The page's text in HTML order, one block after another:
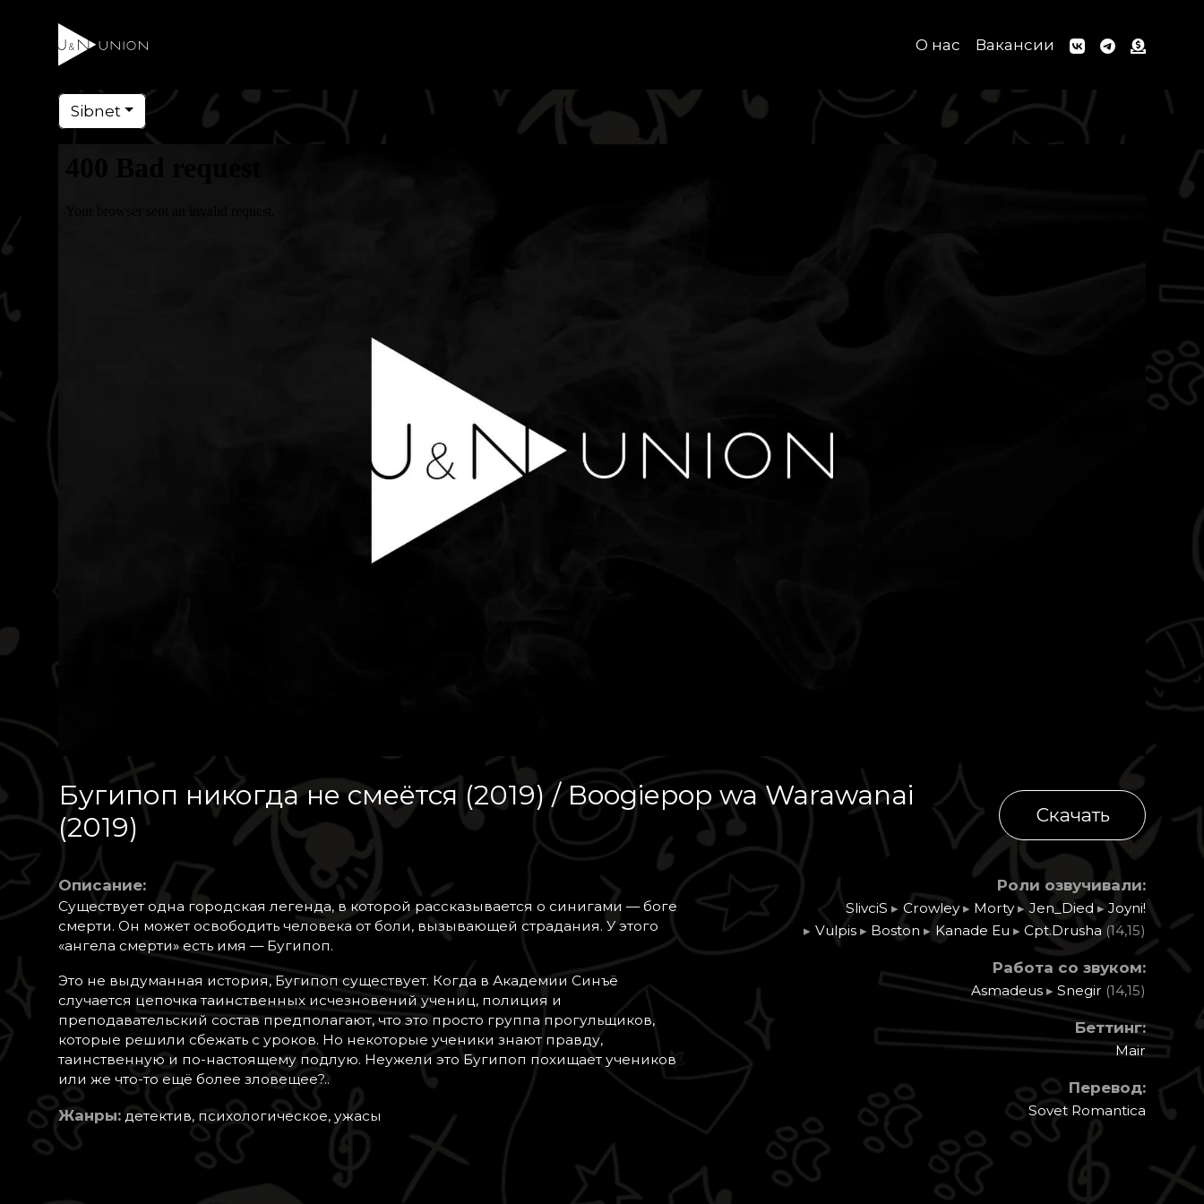
О нас Вакансии
Sibnet
Бугипоп никогда не смеётся (2019) / Boogiepop wa Warawanai
(2019)
Скачать
Описание:
Существует одна городская легенда, в которой рассказывается о синигами — боге
смерти. Он может освободить человека от боли, вызывающей страдания. У этого
«ангела смерти» есть имя — Бугипоп.
Это не выдуманная история, Бугипоп существует. Когда в Академии Синъё
случается цепочка таинственных исчезновений учениц, полиция и
преподавательский состав предполагают, что это просто группа прогульщиков,
которые решили сбежать с уроков. Но некоторые ученики знают правду,
таинственную и по-настоящему подлую. Неужели это Бугипоп похищает учеников
или же что-то ещё более зловещее?..
Жанры: детектив, психологическое, ужасы
Роли озвучивали:
SlivciS ▸ Crowley ▸ Morty ▸ Jen_Died ▸ Joyni!
▸ Vulpis ▸ Boston ▸ Kanade Eu ▸ Cpt.Drusha (14,15)
Работа со звуком:
Asmadeus ▸ Snegir (14,15)
Беттинг:
Mair
Перевод:
Sovet Romantica